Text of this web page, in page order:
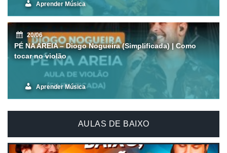
Aprender Música
PÉ NA AREIA – Diogo Nogueira (Simplificada) | Como
tocar no violão
20/06
Aprender Música
AULAS DE BAIXO